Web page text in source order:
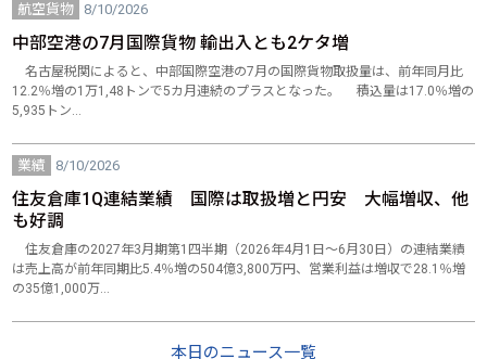
航空貨物 8/10/2026
中部空港の7月国際貨物 輸出入とも2ケタ増
名古屋税関によると、中部国際空港の7月の国際貨物取扱量は、前年同月比
12.2％増の1万1,48トンで5カ月連続のプラスとなった。 積込量は17.0％増の
5,935トン…
業績 8/10/2026
住友倉庫1Q連結業績 国際は取扱増と円安 大幅増収、他
も好調
住友倉庫の2027年3月期第1四半期（2026年4月1日～6月30日）の連結業績
は売上高が前年同期比5.4％増の504億3,800万円、営業利益は増収で28.1％増
の35億1,000万…
本日のニュース一覧